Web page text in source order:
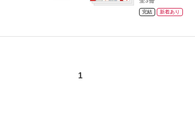
完結 新着あり
1